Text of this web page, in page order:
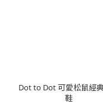
Dot to Dot 可愛松鼠經
鞋